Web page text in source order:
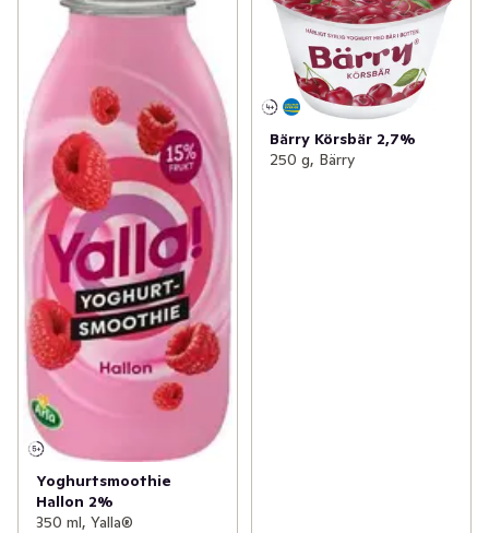
Yoghurtsmoothie
Hallon 2%
350 ml, Yalla®
Bärry Körsbär 2,7%
250 g, Bärry